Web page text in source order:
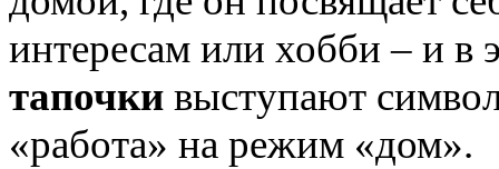
интересам или хобби – и в
тапочки выступают
«работа» на режим «дом».